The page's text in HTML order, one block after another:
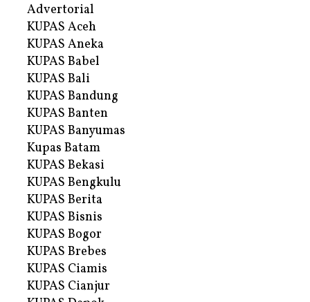
Advertorial
KUPAS Aceh
KUPAS Aneka
KUPAS Babel
KUPAS Bali
KUPAS Bandung
KUPAS Banten
KUPAS Banyumas
Kupas Batam
KUPAS Bekasi
KUPAS Bengkulu
KUPAS Berita
KUPAS Bisnis
KUPAS Bogor
KUPAS Brebes
KUPAS Ciamis
KUPAS Cianjur